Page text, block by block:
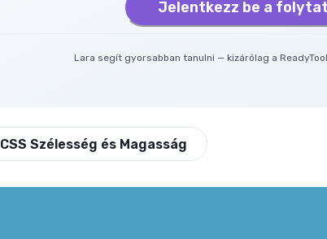
Jelentkezz be a
Lara segít gyorsabban tanulni — kizárólag a
CSS Szélesség és Magasság